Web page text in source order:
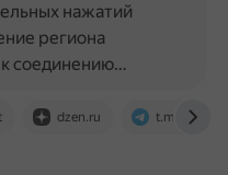
dzen.ru t.me
нажатий
региона
соединению…